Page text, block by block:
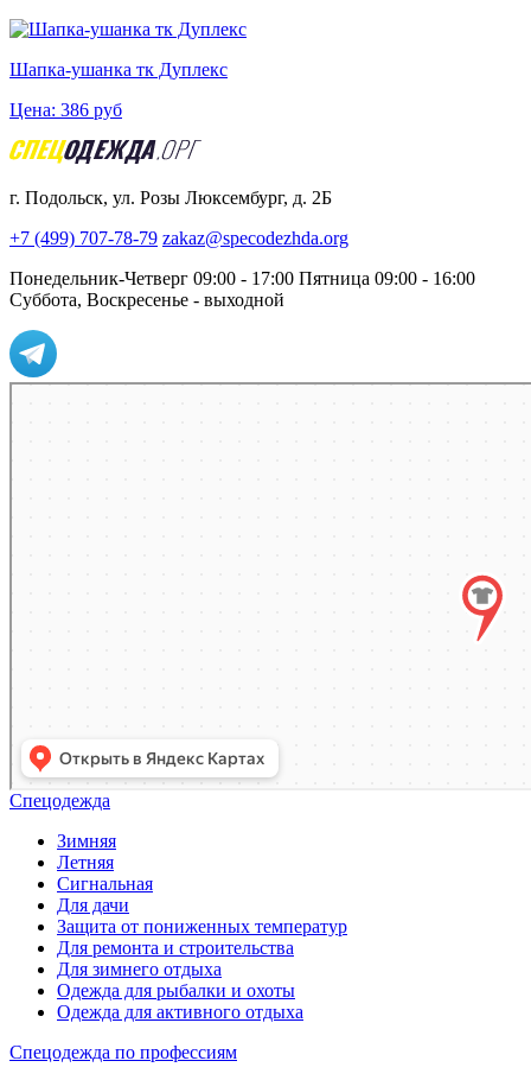
Шапка-ушанка тк Дуплекс
Цена: 386 руб
г. Подольск, ул. Розы Люксембург, д. 2Б
+7 (499) 707-78-79 zakaz@specodezhda.org
Понедельник-Четверг 09:00 - 17:00 Пятница 09:00 - 16:00
Суббота, Воскресенье - выходной
Спецодежда
Зимняя
Летняя
Сигнальная
Для дачи
Защита от пониженных температур
Для ремонта и строительства
Для зимнего отдыха
Одежда для рыбалки и охоты
Одежда для активного отдыха
Спецодежда по профессиям